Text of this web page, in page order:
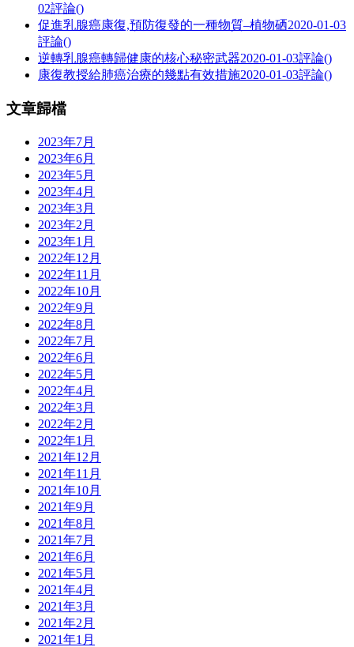
02評論()
促進乳腺癌康復,預防復發的一種物質–植物硒2020-01-03
評論()
逆轉乳腺癌轉歸健康的核心秘密武器2020-01-03評論()
康復教授給肺癌治療的幾點有效措施2020-01-03評論()
文章歸檔
2023年7月
2023年6月
2023年5月
2023年4月
2023年3月
2023年2月
2023年1月
2022年12月
2022年11月
2022年10月
2022年9月
2022年8月
2022年7月
2022年6月
2022年5月
2022年4月
2022年3月
2022年2月
2022年1月
2021年12月
2021年11月
2021年10月
2021年9月
2021年8月
2021年7月
2021年6月
2021年5月
2021年4月
2021年3月
2021年2月
2021年1月